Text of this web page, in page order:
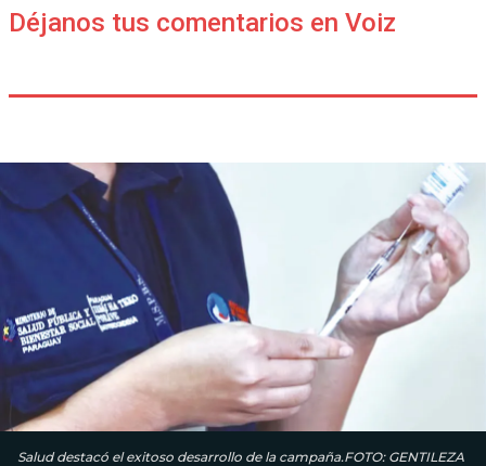
Déjanos tus comentarios en Voiz
Salud destacó el exitoso desarrollo de la campaña.FOTO: GENTILEZA